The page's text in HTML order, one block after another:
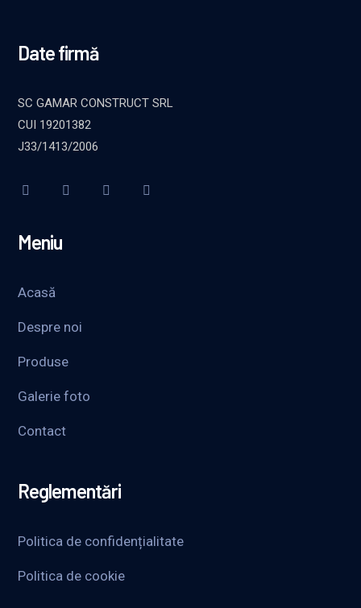
Date firmă
SC GAMAR CONSTRUCT SRL
CUI 19201382
J33/1413/2006
Meniu
Acasă
Despre noi
Produse
Galerie foto
Contact
Reglementări
Politica de confidențialitate
Politica de cookie